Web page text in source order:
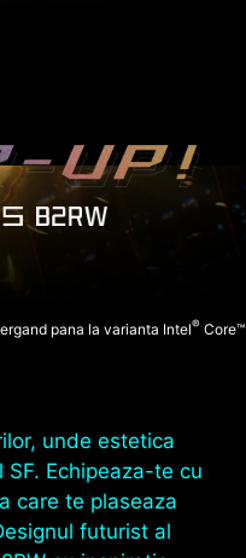
pana la varianta Intel® Core™
unde estetica
Echipeaza-te cu
care te plaseaza
futurist al